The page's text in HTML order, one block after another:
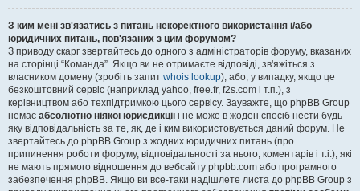
З ким мені зв'язатись з питань некоректного використання і/або
юридичних питань, пов'язаних з цим форумом?
З приводу скарг звертайтесь до одного з адміністраторів форуму, вказаних
на сторінці “Команда”. Якщо ви не отримаєте відповіді, зв'яжіться з
власником домену (зробіть запит whois lookup), або, у випадку, якщо це
безкоштовний сервіс (наприклад yahoo, free.fr, f2s.com і т.п.), з
керівництвом або техпідтримкою цього сервісу. Зауважте, що phpBB Group
немає абсолютно ніякої юрисдикціїі не може в жоден спосіб нести будь-
яку відповідальність за те, як, де і ким використовується даний форум. Не
звертайтесь до phpBB Group з жодних юридичних питань (про
припинення роботи форуму, відповідальності за нього, коментарів і т.і.), які
не мають прямого відношення до вебсайту phpbb.com або програмного
забезпечення phpBB. Якщо ви все-таки надішлете листа до phpBB Group з